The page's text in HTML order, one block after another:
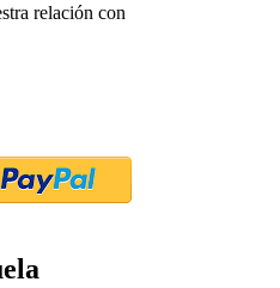
relación con